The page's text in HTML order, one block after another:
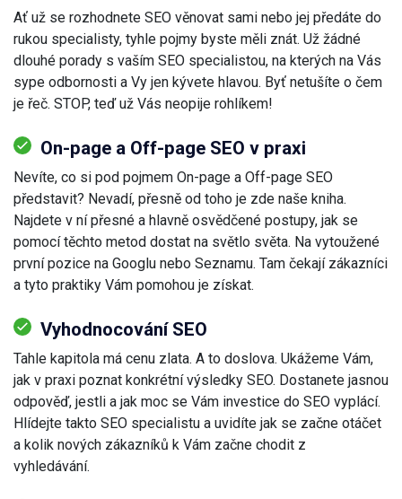
Ať už se rozhodnete SEO věnovat sami nebo jej předáte do
rukou specialisty, tyhle pojmy byste měli znát. Už žádné
dlouhé porady s vaším SEO specialistou, na kterých na Vás
sype odbornosti a Vy jen kývete hlavou. Byť netušíte o čem
je řeč. STOP, teď už Vás neopije rohlíkem!
On-page a Off-page SEO v praxi
Nevíte, co si pod pojmem On-page a Off-page SEO
představit? Nevadí, přesně od toho je zde naše kniha.
Najdete v ní přesné a hlavně osvědčené postupy, jak se
pomocí těchto metod dostat na světlo světa. Na vytoužené
první pozice na Googlu nebo Seznamu. Tam čekají zákazníci
a tyto praktiky Vám pomohou je získat.
Vyhodnocování SEO
Tahle kapitola má cenu zlata. A to doslova. Ukážeme Vám,
jak v praxi poznat konkrétní výsledky SEO. Dostanete jasnou
odpověď, jestli a jak moc se Vám investice do SEO vyplácí.
Hlídejte takto SEO specialistu a uvidíte jak se začne otáčet
a kolik nových zákazníků k Vám začne chodit z
vyhledávání.